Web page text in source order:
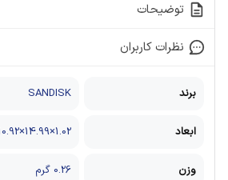
توضیحات
نظرات کاربران
برند SANDISK
ابعاد 1.02×14.99×10.92 میلیمتر
وزن 0.26 گرم